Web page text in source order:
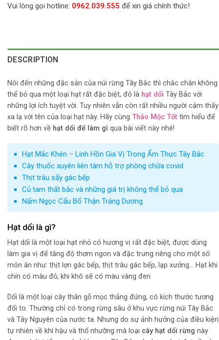
Vui lòng gọi hotline: 0962.039.555 để xin giá chính thức!
DESCRIPTION
Nói đến những đặc sản của núi rừng Tây Bắc thì chắc chắn không
thể bỏ qua một loại hạt rất đặc biệt, đó là hạt dổi Tây Bắc với
những lợi ích tuyệt vời. Tuy nhiên vẫn còn rất nhiều người cảm thấy
xa lạ với tên của loại hạt này. Hãy cùng Thảo Mộc Tốt tìm hiểu để
biết rõ hơn về hạt dổi để làm gì qua bài viết này nhé!
Hạt Mắc Khén – Linh Hồn Gia Vị Trong Ẩm Thực Tây Bắc
Cây thuốc xuyên liên tâm hỗ trợ phòng chữa covid
Thịt trâu sấy gác bếp
Củ tam thất bắc và những giá trị không thể bỏ qua
Nấm Ngọc Cẩu Bổ Thận Tráng Dương
Hạt dổi là gì?
Hạt dổi là một loại hạt nhỏ có hương vị rất đặc biệt, được dùng
làm gia vị để tăng độ thơm ngon và đặc trưng riêng cho một số
món ăn như: thịt lợn gác bếp, thịt trâu gác bếp, lạp xưởng… Hạt khi
chín có màu đỏ, khi khô sẽ có màu vàng đen
Dổi là một loại cây thân gỗ mọc thẳng đứng, có kích thước tương
đối to. Thường chỉ có trong rừng sâu ở khu vực rừng núi Tây Bắc
và Tây Nguyên của nước ta. Nhưng do sự ảnh hưởng của điều kiện
tự nhiên về khí hậu và thổ nhưỡng mà loại cây hạt dổi rừng này